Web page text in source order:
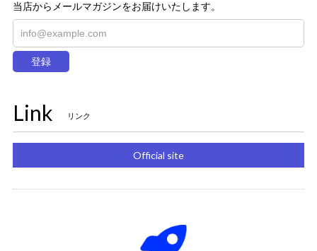
当店からメールマガジンをお届けいたします。
登録
Link リンク
Official site